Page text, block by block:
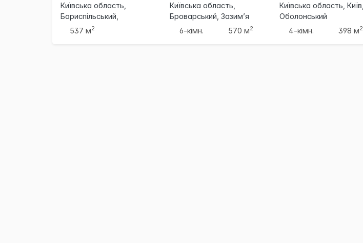
Київська область,
Бориспільський,
Бориспіль
537 м2
Київська область,
Броварський, Зазим’я
6-кімн.
570 м2
Київська область, Київ,
Оболонський
4-кімн.
398 м2